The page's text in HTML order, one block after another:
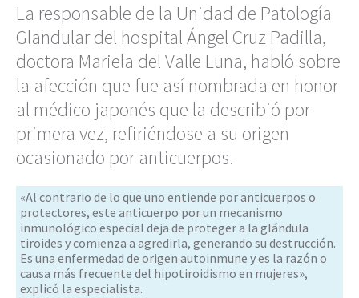
La responsable de la Unidad de Patología
Glandular del hospital Ángel Cruz Padilla,
doctora Mariela del Valle Luna, habló sobre
la afección que fue así nombrada en honor
al médico japonés que la describió por
primera vez, refiriéndose a su origen
ocasionado por anticuerpos.
«Al contrario de lo que uno entiende por anticuerpos o
protectores, este anticuerpo por un mecanismo
inmunológico especial deja de proteger a la glándula
tiroides y comienza a agredirla, generando su destrucción.
Es una enfermedad de origen autoinmune y es la razón o
causa más frecuente del hipotiroidismo en mujeres»,
explicó la especialista.